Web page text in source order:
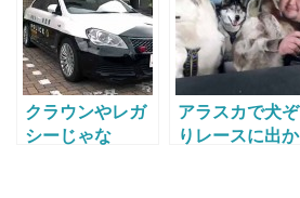
快加速！
クラウンやレガ
シーじゃな
アラスカで犬ぞ
りレースに出か